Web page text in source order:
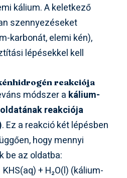
kálium. A keletkező
szennyezéseket
karbonát, elemi kén),
lépésekkel kell
reakciója
módszer a kálium-
reakciója
. Ez a reakció két lépésben
hogy mennyi
be az oldatba:
+ H₂O(l) (kálium-